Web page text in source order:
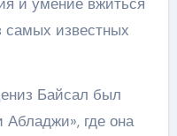
самых известных
Байсал был
Абладжи», где она